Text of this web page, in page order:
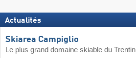
Actualités
Skiarea Campiglio
Le plus grand domaine skiable du Trentin